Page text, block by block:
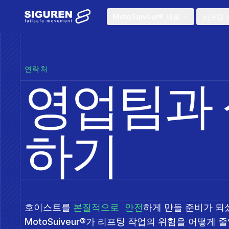
연락처
영업팀과
하기
호이스트를 본질적으로 안전하게 만들 준비가 되
MotoSuiveur®가 리프팅 작업의 위험을 어떻게